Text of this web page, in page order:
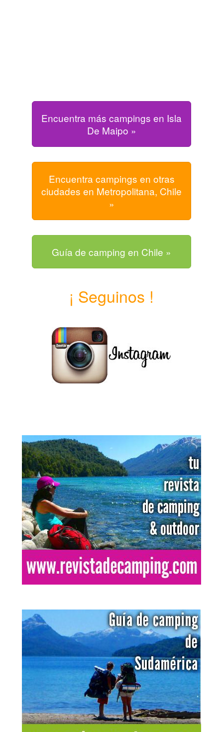
Encuentra más campings en Isla
De Maipo »
Encuentra campings en otras
ciudades en Metropolitana, Chile
»
Guía de camping en Chile »
¡ Seguinos !